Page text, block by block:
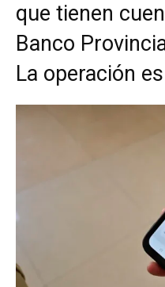
que tienen
Banco
La operación